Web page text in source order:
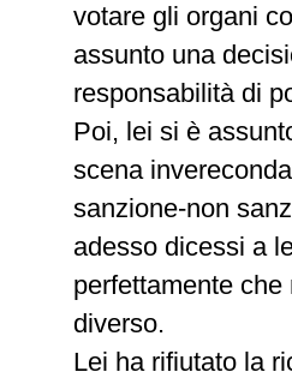
votare gli organi
assunto una
responsabilità di
Poi, lei si è
scena
sanzione-non
adesso dicessi a
perfettamente
diverso.
Lei ha rifiutato la